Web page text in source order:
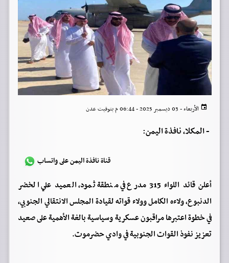
الأربعاء - 03 ديسمبر 2025 - 06:44 م بتوقيت عدن
-المكلا، نافذة اليمن:
قناة نافذة اليمن على واتساب
أعلن قائد اللواء 315 مدرع في منطقة ثمود، العميد علي الخضر
الدنبوع، ولاءه الكامل وولاء قواته لقيادة المجلس الانتقالي الجنوبي،
في خطوة اعتبرها مراقبون عسكرية وسياسية بالغة الأهمية على صعيد
تعزيز نفوذ القوات الجنوبية في وادي حضرموت.